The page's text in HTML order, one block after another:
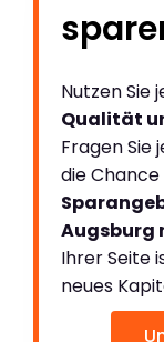
Nutzen Sie
Qualität
Fragen Sie
die Chance
Augsburg
Ihrer Seite
neues